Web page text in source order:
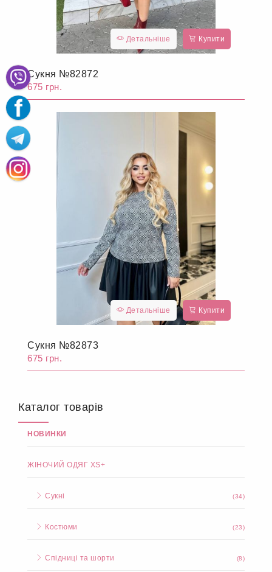
Детальніше Купити
Сукня №82872
675 грн.
Детальніше Купити
Сукня №82873
675 грн.
Каталог товарів
НОВИНКИ
ЖІНОЧИЙ ОДЯГ XS+
Сукні (34)
Костюми (23)
Спідниці та шорти (8)